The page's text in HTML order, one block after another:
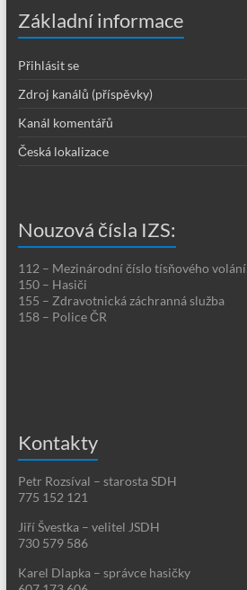
Základní informace
Přihlásit se
Zdroj kanálů (příspěvky)
Kanál komentářů
Česká lokalizace
Nouzová čísla IZS:
112 – Mezinárodní číslo tísňového volání
150 – Hasiči
155 – Zdravotnická záchranná služba
158 – Police ČR
Kontakty
Petr Rozsíval – starosta SDH
775 152 121
Jiří Švestka – velitel JSDH
730 579 586
Karel Dlapka – správce hasičky